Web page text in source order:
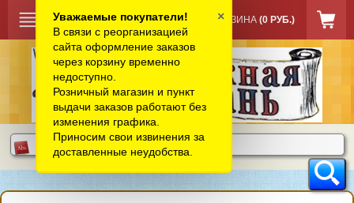
КОРЗИНА (0 РУБ.)
Уважаемые покупатели!
В связи с реорганизацией
сайта оформление заказов
через корзину временно
недоступно.
Розничный магазин и пункт
выдачи заказов работают без
изменения графика.
Приносим свои извинения за
доставленные неудобства.
×